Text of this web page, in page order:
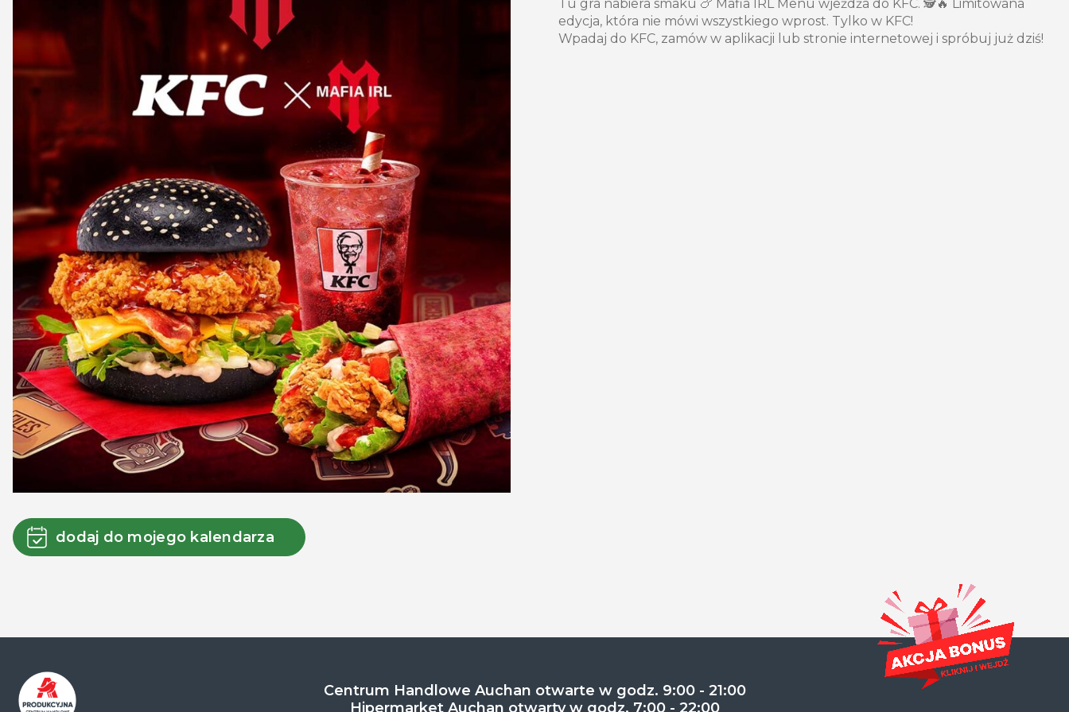
dodaj do mojego kalendarza
Tu gra nabiera smaku 🍗 Mafia IRL Menu wjeżdża do KFC. 🕵️🔥 Limitowana
edycja, która nie mówi wszystkiego wprost. Tylko w KFC!
Wpadaj do KFC, zamów w aplikacji lub stronie internetowej i spróbuj już dziś!
Centrum Handlowe Auchan otwarte w godz. 9:00 - 21:00
Hipermarket Auchan otwarty w godz. 7:00 - 22:00